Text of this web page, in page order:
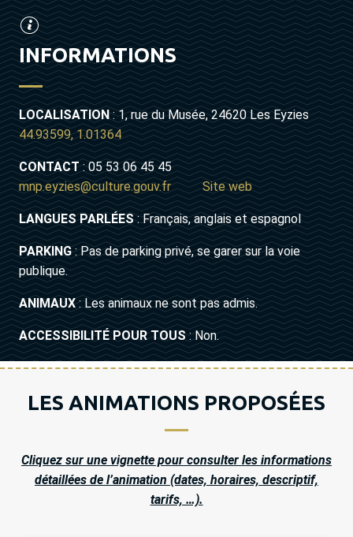
INFORMATIONS
LOCALISATION: 1, rue du Musée, 24620 Les Eyzies
44.93599, 1.01364
CONTACT: 05 53 06 45 45
mnp.eyzies@culture.gouv.fr
Site web
LANGUES PARLÉES: Français, anglais et espagnol
PARKING: Pas de parking privé, se garer sur la voie
publique.
ANIMAUX: Les animaux ne sont pas admis.
ACCESSIBILITÉ POUR TOUS: Non.
LES ANIMATIONS PROPOSÉES
Cliquez sur une vignette pour consulter les informations
détaillées de l’animation (dates, horaires, descriptif,
tarifs, …).